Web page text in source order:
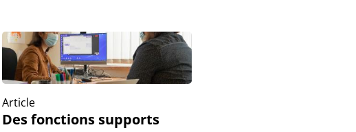
Article
Des fonctions supports